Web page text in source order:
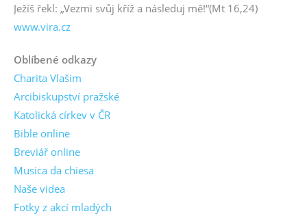
Ježíš řekl: „Vezmi svůj kříž a následuj mě!“(Mt 16,24)
www.vira.cz
Oblíbené odkazy
Charita Vlašim
Arcibiskupství pražské
Katolická církev v ČR
Bible online
Breviář online
Musica da chiesa
Naše videa
Fotky z akcí mladých